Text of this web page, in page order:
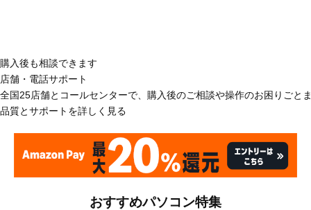
購入後も相談できます
店舗・電話サポート
全国25店舗とコールセンターで、購入後のご相談や操作のお困りごと
品質とサポートを詳しく見る
おすすめパソコン特集